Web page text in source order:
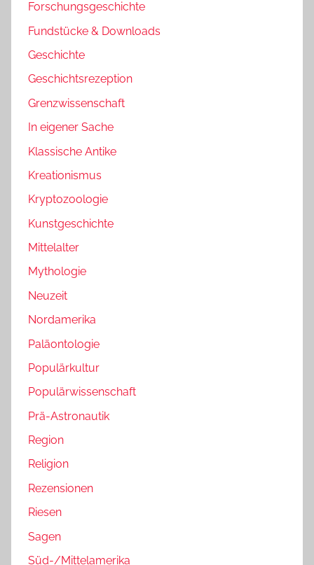
Forschungsgeschichte
Fundstücke & Downloads
Geschichte
Geschichtsrezeption
Grenzwissenschaft
In eigener Sache
Klassische Antike
Kreationismus
Kryptozoologie
Kunstgeschichte
Mittelalter
Mythologie
Neuzeit
Nordamerika
Paläontologie
Populärkultur
Populärwissenschaft
Prä-Astronautik
Region
Religion
Rezensionen
Riesen
Sagen
Süd-/Mittelamerika